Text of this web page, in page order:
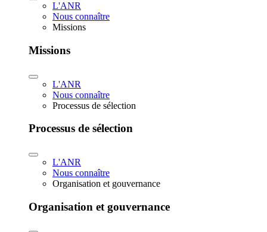
L'ANR
Nous connaître
Missions
Missions
L'ANR
Nous connaître
Processus de sélection
Processus de sélection
L'ANR
Nous connaître
Organisation et gouvernance
Organisation et gouvernance